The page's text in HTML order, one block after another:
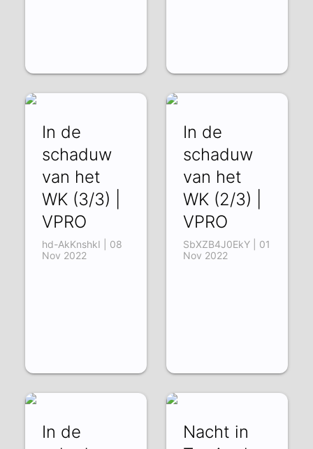
In de
schaduw
van het
WK (3/3) |
VPRO
hd-AkKnshkI | 08
Nov 2022
In de
schaduw
van het
WK (2/3) |
VPRO
SbXZB4J0EkY | 01
Nov 2022
In de
Nacht in